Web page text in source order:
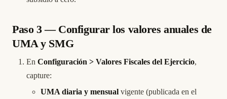
Paso 3 — Configurar los valores anuales de
UMA y SMG
En Configuración > Valores Fiscales del Ejercicio,
capture:
UMA diaria y mensual vigente (publicada en el